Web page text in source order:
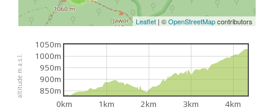
Leaflet | ©OpenStreetMapcontributors
altitude m a.s.l.
0km 1km 2km 3km 4km
850m
900m
950m
1000m
1050m